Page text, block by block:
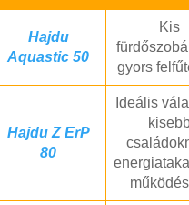
Hajdu
Aquastic 50
Kis
gyors
Hajdu Z ErP
80
Ideális